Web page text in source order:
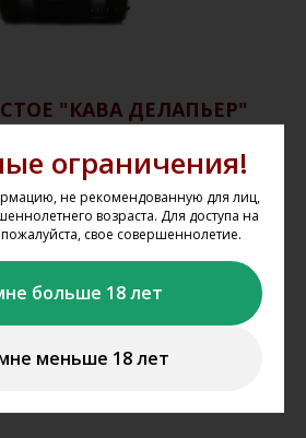
ограничения!
не рекомендованную для лиц,
возраста. Для доступа на
пожалуйста, свое совершеннолетие.
больше 18 лет
меньше 18 лет
"КАВА ДЕЛАПЬЕР"
р.2 400 р.
В корзину